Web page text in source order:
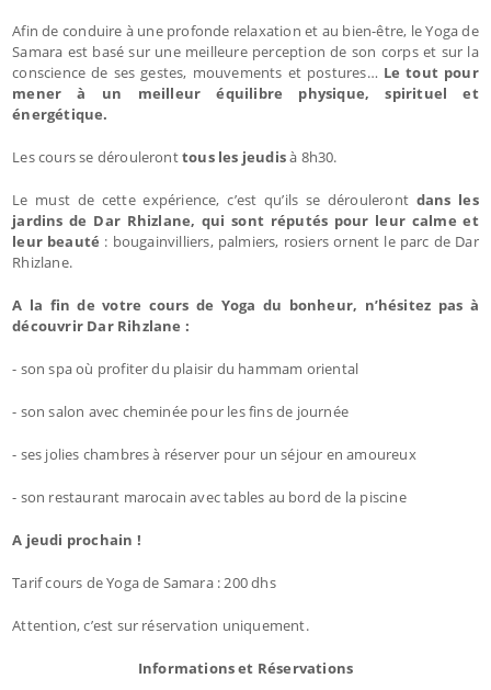
Afin de conduire à une profonde relaxation et au bien-être, le Yoga de
Samara est basé sur une meilleure perception de son corps et sur la
conscience de ses gestes, mouvements et postures… Le tout pour
mener à un meilleur équilibre physique, spirituel et
énergétique.
Les cours se dérouleronttous les jeudisà 8h30.
Le must de cette expérience, c’est qu’ils se dérouleront dans les
jardins de Dar Rhizlane, qui sont réputés pour leur calme et
leur beauté : bougainvilliers, palmiers, rosiers ornent le parc de Dar
Rhizlane.
A la fin de votre cours de Yoga du bonheur, n’hésitez pas à
découvrir Dar Rihzlane :
- son spa où profiter du plaisir du hammam oriental
- son salon avec cheminée pour les fins de journée
- ses jolies chambres à réserver pour un séjour en amoureux
- son restaurant marocain avec tables au bord de la piscine
A jeudi prochain !
Tarif cours de Yoga de Samara : 200 dhs
Attention, c’est sur réservation uniquement.
Informations et Réservations